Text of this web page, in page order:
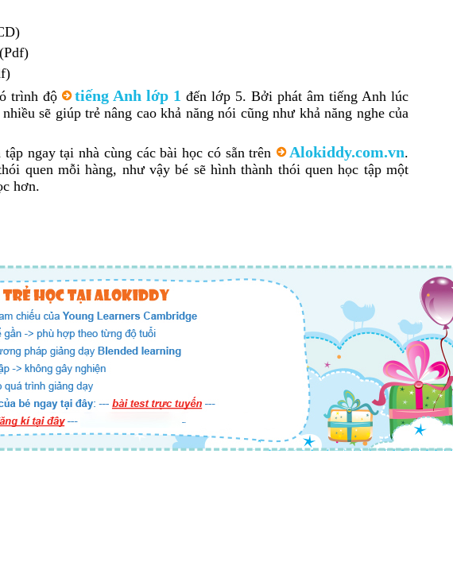
trình độ
tiếng Anh lớp 1 đến lớp 5. Bởi phát âm tiếng Anh lúc
sẽ giúp trẻ nâng cao khả năng nói cũng như khả năng nghe của
ngay tại nhà cùng các bài học có sẵn trên
Alokiddy.com.vn.
quen mỗi hàng, như vậy bé sẽ hình thành thói quen học tập một
hơn.